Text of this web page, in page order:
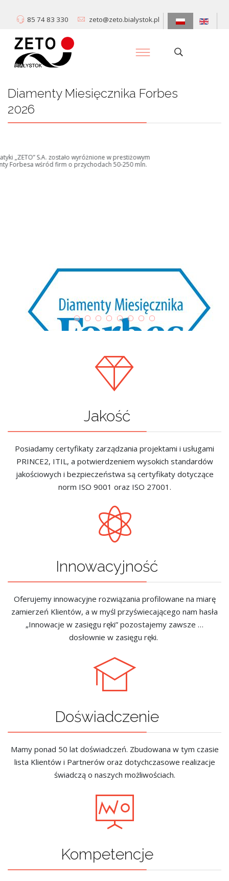
85 74 83 330 zeto@zeto.bialystok.pl
Diamenty Miesięcznika Forbes
2026
Centrum Informatyki „ZETO” S.A. zostało wyróżnione w prestiżowym
rankingu Diamenty Forbesa wśród firm o przychodach 50-250 mln.
Jakość
Posiadamy certyfikaty zarządzania projektami i usługami
PRINCE2, ITIL, a potwierdzeniem wysokich standardów
jakościowych i bezpieczeństwa są certyfikaty dotyczące
norm ISO 9001 oraz ISO 27001.
Innowacyjność
Oferujemy innowacyjne rozwiązania profilowane na miarę
zamierzeń Klientów, a w myśl przyświecającego nam hasła
„Innowacje w zasięgu ręki” pozostajemy zawsze …
dosłownie w zasięgu ręki.
Doświadczenie
Mamy ponad 50 lat doświadczeń. Zbudowana w tym czasie
lista Klientów i Partnerów oraz dotychczasowe realizacje
świadczą o naszych możliwościach.
Kompetencje